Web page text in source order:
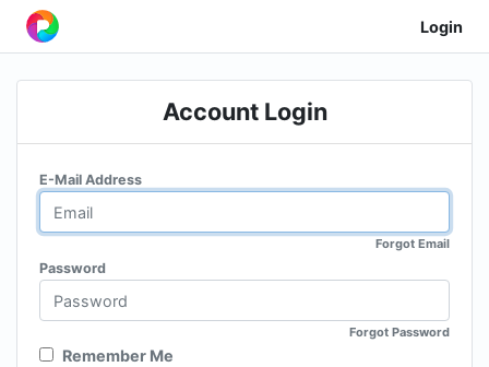
Login
Account Login
E-Mail Address
Forgot Email
Password
Forgot Password
Remember Me